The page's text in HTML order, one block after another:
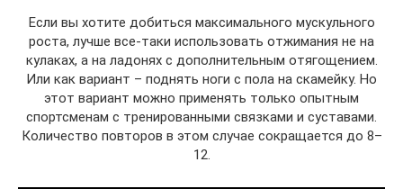
Если вы хотите добиться максимального мускульного
роста, лучше все-таки использовать отжимания не на
кулаках, а на ладонях с дополнительным отягощением.
Или как вариант – поднять ноги с пола на скамейку. Но
этот вариант можно применять только опытным
спортсменам с тренированными связками и суставами.
Количество повторов в этом случае сокращается до 8–
12.